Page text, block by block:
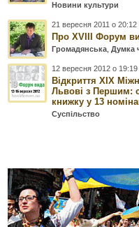
Новини культури
21 вересня 2011 о 20:12
Про XVIII Форум
Громадянська ,Думка
12 вересня 2012 о 19:19
Відкриття ХІХ
Львові з Першим:
книжку у 13
Суспільство